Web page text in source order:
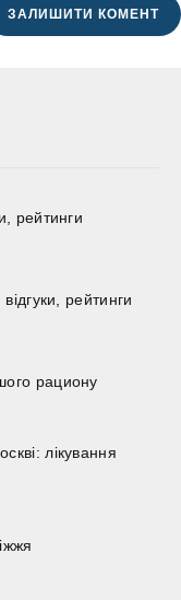
рейтинги
рейтинги
рациону
лікування
ЗАЛИШИТИ КОМЕНТ